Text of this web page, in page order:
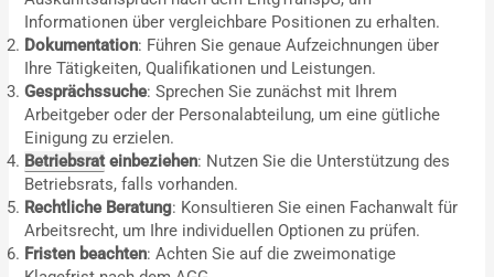
Informationen über vergleichbare Positionen zu erhalten.
Dokumentation: Führen Sie genaue Aufzeichnungen über
Ihre Tätigkeiten, Qualifikationen und Leistungen.
Gesprächssuche: Sprechen Sie zunächst mit Ihrem
Arbeitgeber oder der Personalabteilung, um eine gütliche
Einigung zu erzielen.
Betriebsrateinbeziehen: Nutzen Sie die Unterstützung des
Betriebsrats, falls vorhanden.
Rechtliche Beratung: Konsultieren Sie einen Fachanwalt für
Arbeitsrecht, um Ihre individuellen Optionen zu prüfen.
Fristen beachten: Achten Sie auf die zweimonatige